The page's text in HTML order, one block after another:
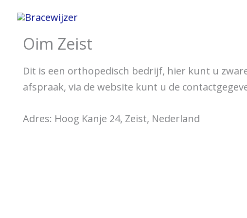
naar
Oim Zeist
Dit is een orthopedisch bedrijf, hier kunt u
afspraak, via de website kunt u de
Adres: Hoog Kanje 24, Zeist, Nederland